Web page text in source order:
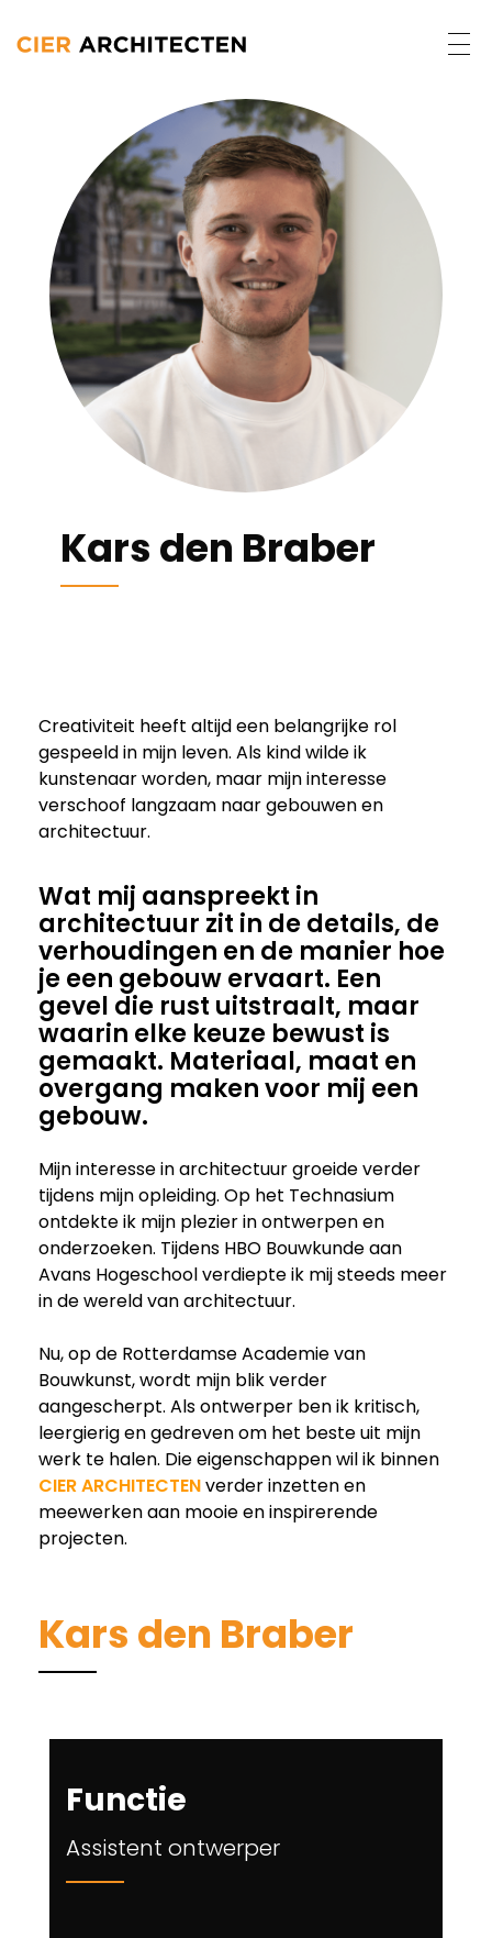
Kars den Braber
Creativiteit heeft altijd een belangrijke rol
gespeeld in mijn leven. Als kind wilde ik
kunstenaar worden, maar mijn interesse
verschoof langzaam naar gebouwen en
architectuur.
Wat mij aanspreekt in
architectuur zit in de details, de
verhoudingen en de manier hoe
je een gebouw ervaart. Een
gevel die rust uitstraalt, maar
waarin elke keuze bewust is
gemaakt. Materiaal, maat en
overgang maken voor mij een
gebouw.
Mijn interesse in architectuur groeide verder
tijdens mijn opleiding. Op het Technasium
ontdekte ik mijn plezier in ontwerpen en
onderzoeken. Tijdens HBO Bouwkunde aan
Avans Hogeschool verdiepte ik mij steeds meer
in de wereld van architectuur.
Nu, op de Rotterdamse Academie van
Bouwkunst, wordt mijn blik verder
aangescherpt. Als ontwerper ben ik kritisch,
leergierig en gedreven om het beste uit mijn
werk te halen. Die eigenschappen wil ik binnen
CIER ARCHITECTENverder inzetten en
meewerken aan mooie en inspirerende
projecten.
Kars den Braber
Functie
Assistent ontwerper